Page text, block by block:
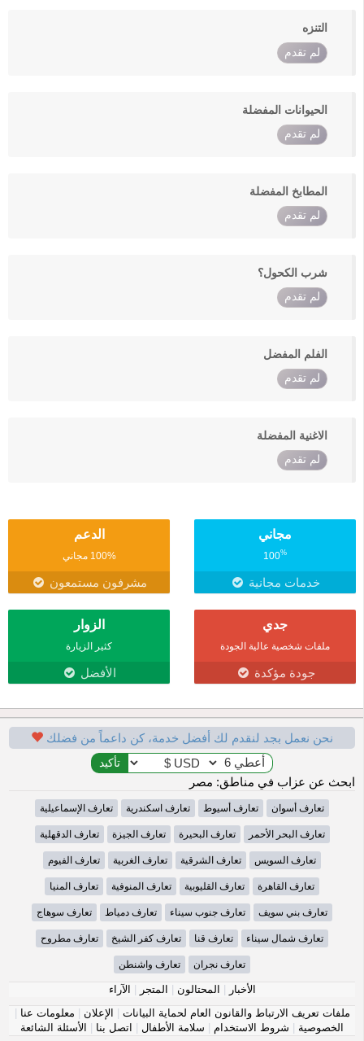
التنزه
لم تقدم
الحيوانات المفضلة
لم تقدم
المطابخ المفضلة
لم تقدم
شرب الكحول؟
لم تقدم
الفلم المفضل
لم تقدم
الاغنية المفضلة
لم تقدم
مجاني
100%
خدمات مجانية
الدعم
100% مجاني
مشرفون مستمعون
جدي
ملفات شخصية عالية الجودة
جودة مؤكدة
الزوار
كثير الزيارة
الأفضل
نحن نعمل بجد لنقدم لك أفضل خدمة، كن داعماً من فضلك
ابحث عن عزاب في مناطق: مصر
تعارف أسوان تعارف أسيوط تعارف اسكندرية تعارف الإسماعيلية
تعارف البحر الأحمر تعارف البحيرة تعارف الجيزة تعارف الدقهلية
تعارف السويس تعارف الشرقية تعارف الغربية تعارف الفيوم
تعارف القاهرة تعارف القليوبية تعارف المنوفية تعارف المنيا
تعارف بني سويف تعارف جنوب سيناء تعارف دمياط تعارف سوهاج
تعارف شمال سيناء تعارف قنا تعارف كفر الشيخ تعارف مطروح
تعارف نجران تعارف واشنطن
الأخبار | المحتالون | المتجر | الآراء
ملفات تعريف الارتباط والقانون العام لحماية البيانات | الإعلان | معلومات عنا |
الخصوصية | شروط الاستخدام | سلامة الأطفال | اتصل بنا | الأسئلة الشائعة